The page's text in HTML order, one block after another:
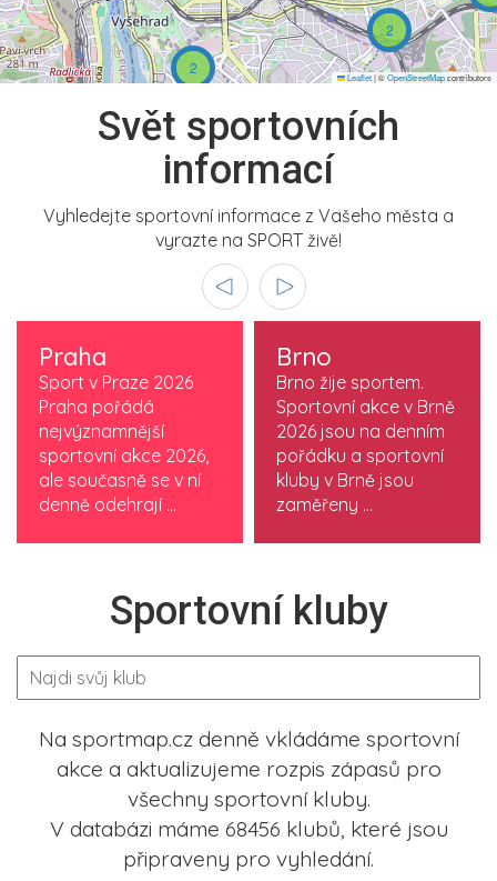
2
2
Leaflet|©OpenStreetMapcontributors
Svět sportovních
informací
Vyhledejte sportovní informace z Vašeho města a
vyrazte na SPORT živě!
Praha
Sport v Praze 2026
Praha pořádá
nejvýznamnější
sportovní akce 2026,
ale současně se v ní
denně odehrají ...
Brno
Brno žije sportem.
Sportovní akce v Brně
2026 jsou na denním
pořádku a sportovní
kluby v Brně jsou
zaměřeny ...
Sportovní kluby
Na sportmap.cz denně vkládáme sportovní
akce a aktualizujeme rozpis zápasů pro
všechny sportovní kluby.
V databázi máme 68456 klubů, které jsou
připraveny pro vyhledání.